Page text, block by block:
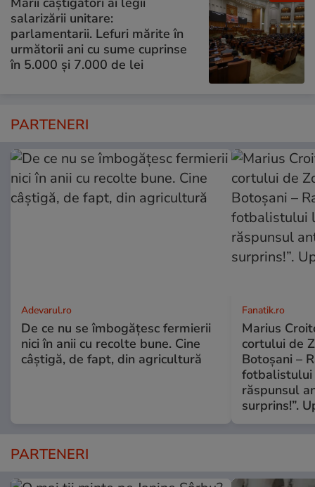
salarizării unitare:
parlamentarii. Lefuri mărite în
următorii ani cu sume cuprinse
în 5.000 și 7.000 de lei
PARTENERI
Adevarul.ro
De ce nu se îmbogățesc fermierii
nici în anii cu recolte bune. Cine
câștigă, de fapt, din agricultură
Fanatik.ro
Marius
cortului de
Botoșani –
răspunsul
surprins!”.
PARTENERI